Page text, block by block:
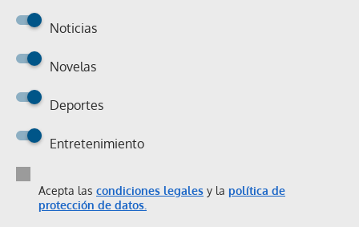
Noticias
Novelas
Deportes
Entretenimiento
Acepta las condiciones legales y la política de
protección de datos.